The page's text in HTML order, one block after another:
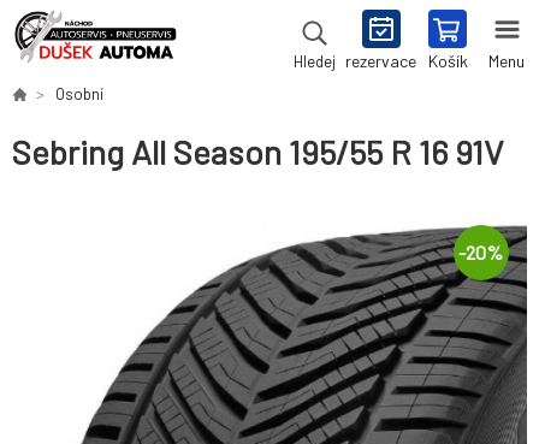
Hledej rezervace Košík Menu
Osobní
Sebring All Season 195/55 R 16 91V
-20%